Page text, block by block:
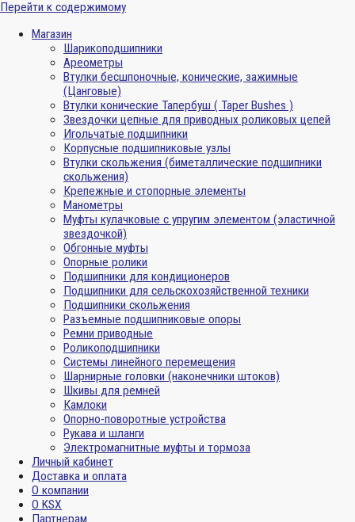
Перейти к содержимому
Магазин
Шарикоподшипники
Ареометры
Втулки бесшпоночные, конические, зажимные
(Цанговые)
Втулки конические Тапербуш ( Taper Bushes )
Звездочки цепные для приводных роликовых цепей
Игольчатые подшипники
Корпусные подшипниковые узлы
Втулки скольжения (биметаллические подшипники
скольжения)
Крепежные и стопорные элементы
Манометры
Муфты кулачковые с упругим элементом (эластичной
звездочкой)
Обгонные муфты
Опорные ролики
Подшипники для кондиционеров
Подшипники для сельскохозяйственной техники
Подшипники скольжения
Разъемные подшипниковые опоры
Ремни приводные
Роликоподшипники
Системы линейного перемещения
Шарнирные головки (наконечники штоков)
Шкивы для ремней
Камлоки
Опорно-поворотные устройства
Рукава и шланги
Электромагнитные муфты и тормоза
Личный кабинет
Доставка и оплата
О компании
О KSX
Партнерам